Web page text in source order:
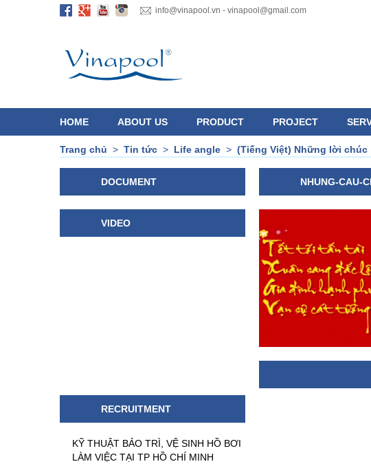
info@vinapool.vn - vinapool@gmail.com
HOME ABOUT US PRODUCT PROJECT
Trang chủ > Tin tức > Life angle > (Tiếng Việt) Những lời chúc
DOCUMENT
VIDEO
RECRUITMENT
KỸ THUẬT BẢO TRÌ, VỆ SINH HỒ BƠI
LÀM VIỆC TẠI TP HỒ CHÍ MINH
NHUNG-CAU-